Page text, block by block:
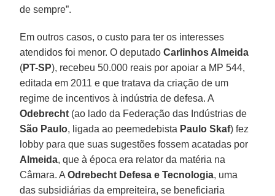
de sempre”.
Em outros casos, o custo para ter os interesses
atendidos foi menor. O deputadoCarlinhos Almeida
(PT-SP), recebeu 50.000 reais por apoiar a MP 544,
editada em 2011 e que tratava da criação de um
regime de incentivos à indústria de defesa. A
Odebrecht (ao lado da Federação das Indústrias de
São Paulo, ligada ao peemedebista Paulo Skaf) fez
lobby para que suas sugestões fossem acatadas por
Almeida, que à época era relator da matéria na
Câmara. AOdrebecht Defesa e Tecnologia, uma
das subsidiárias da empreiteira, se beneficiaria